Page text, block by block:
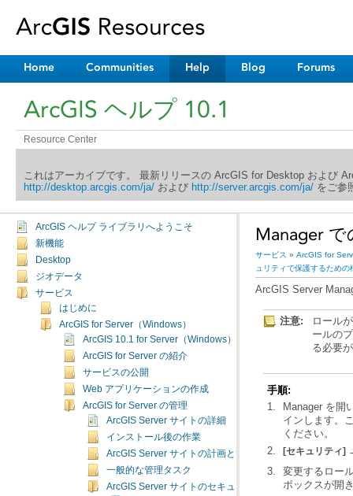
Home Communities Help Blog Forums
ArcGIS ヘルプ 10.1
Resource Center
これはアーカイブです。 最新リリースの ArcGIS for Desktop および
http://desktop.arcgis.com/ja/および http://server.arcgis.com/ja/をご参
ArcGIS ヘルプ ライブラリへようこそ
新機能
Desktop
ジオデータ
サービス
はじめに
ArcGIS for Server（Windows）
ArcGIS 10.1 for Server（Windows）ヘルプへようこそ
ArcGIS for Server の紹介
サービスの公開
Web アプリケーションの作成
ArcGIS for Server の管理
ArcGIS Server サイトの詳細
インストール後の作業
ArcGIS Server サイトの計画と管理
一般的な管理タスク
ArcGIS Server サイトのセキュリティ
Manager
サービス » ArcGIS for
ュリティで保護するための
ArcGIS Server
注意:
る必要
手順:
インします。
ください。
[セキュリティ]
変更するロー
ボックスが開